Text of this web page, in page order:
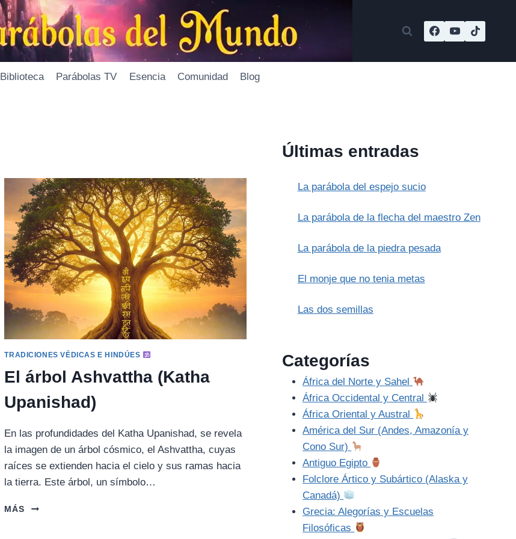
Biblioteca Parábolas TV Esencia Comunidad Blog
TRADICIONES VÉDICAS E HINDÚES
El árbol Ashvattha (Katha
Upanishad)
En las profundidades del Katha Upanishad, se revela
la imagen de un árbol cósmico, el Ashvattha, cuyas
raíces se extienden hacia el cielo y sus ramas hacia
la tierra. Este árbol, un símbolo…
MÁS
EL
Últimas entradas
La parábola del espejo sucio
La parábola de la flecha del maestro Zen
La parábola de la piedra pesada
El monje que no tenia metas
Las dos semillas
Categorías
África del Norte y Sahel
África Occidental y Central
África Oriental y Austral
América del Sur (Andes, Amazonía y
Cono Sur)
Antiguo Egipto
Folclore Ártico y Subártico (Alaska y
Canadá)
Grecia: Alegorías y Escuelas
Filosóficas